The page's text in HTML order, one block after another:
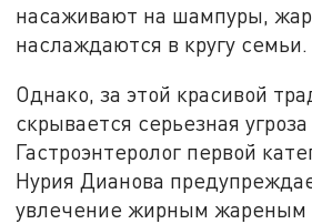
насаживают на шампуры,
наслаждаются в кругу семьи.
Однако, за этой красивой
скрывается серьезная
Гастроэнтеролог первой
Нурия Дианова
увлечение жирным жареным